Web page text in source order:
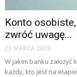
Konto
zwróć uwagę...
23 MARCA 2026
W jakim banku
każdy, kto jest na